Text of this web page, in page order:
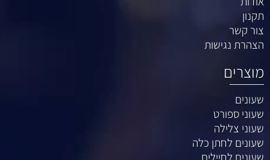
תקנון
צור קשר
הצהרת נגישות
מוצרים
שעונים
שעוני ספורט
שעוני צלילה
שעונים לחתן כלה
שעונים לחיילים